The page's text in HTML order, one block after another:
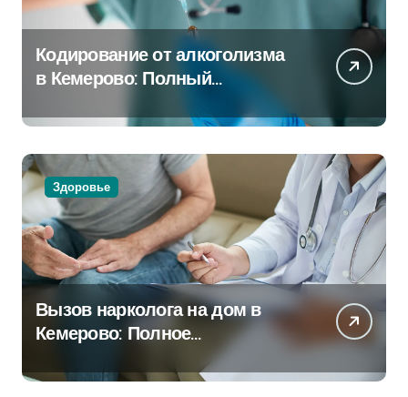
Кодирование от алкоголизма
в Кемерово: Полный
Здоровье
Вызов нарколога на дом в
Кемерово: Полное